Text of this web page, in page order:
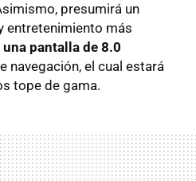
presumirá un
entretenimiento más
una pantalla de 8.0
navegación, el cual estará
tope de gama.